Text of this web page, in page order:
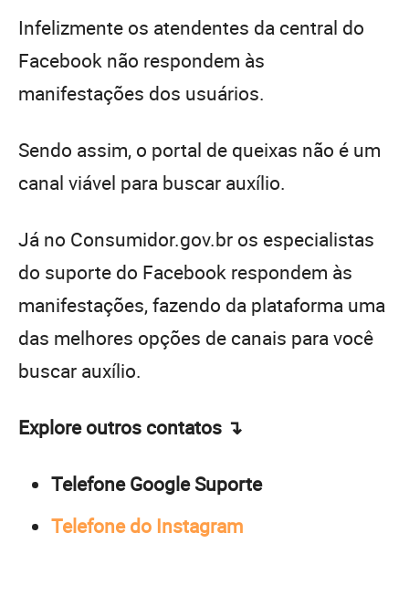
Infelizmente os atendentes da central do
Facebook não respondem às
manifestações dos usuários.
Sendo assim, o portal de queixas não é um
canal viável para buscar auxílio.
Já no Consumidor.gov.br os especialistas
do suporte do Facebook respondem às
manifestações, fazendo da plataforma uma
das melhores opções de canais para você
buscar auxílio.
Explore outros contatos ↴
Telefone Google Suporte
Telefone do Instagram